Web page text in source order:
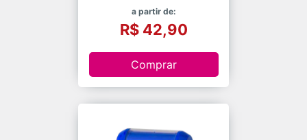
a partir de:
R$ 42,90
Comprar